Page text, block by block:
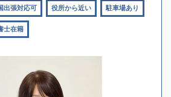
出張対応可 役所から近い 駐車場あり
士在籍